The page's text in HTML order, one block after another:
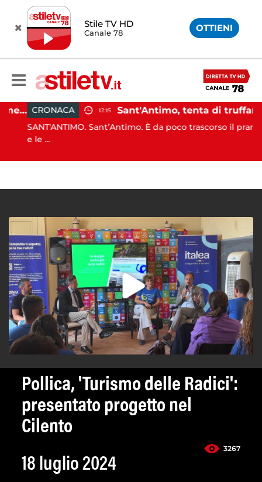
Stile TV HD
Canale 78 OTTIENI
Ospedale Battipaglia, regolarmente in funzione il Servizio Trasfusionale CRONACA 12:15 Sant'Antimo, tenta di truffare anziana: 16enne denunciato dai carabinieri
SANT'ANTIMO. Sant’Antimo. È da poco trascorso il pranzo
e le ...
Pollica, 'Turismo delle Radici':
presentato progetto nel
Cilento
3267
18 luglio 2024